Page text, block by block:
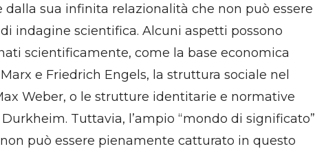
sua infinita relazionalità che non può essere
indagine scientifica. Alcuni aspetti possono
scientificamente, come la base economica
e Friedrich Engels, la struttura sociale nel
Weber, o le strutture identitarie e normative
Tuttavia, l’ampio “mondo di significato”
può essere pienamente catturato in questo